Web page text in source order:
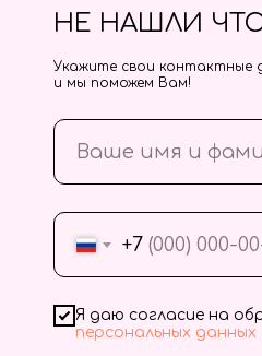
+7
Я даю согласие на
персональных данных
НЕ НАШЛИ
Укажите свои контактные
и мы поможем Вам!